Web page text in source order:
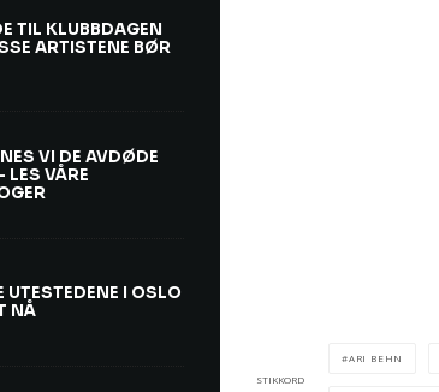
STIKKORD
ARI BEHN
TIL KLUBBDAGEN
ARTISTENE BØR
VI DE AVDØDE
LES VÅRE
UTESTEDENE I OSLO
NÅ